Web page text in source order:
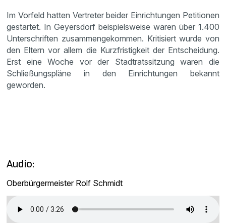
Im Vorfeld hatten Vertreter beider Einrichtungen Petitionen
gestartet. In Geyersdorf beispielsweise waren über 1.400
Unterschriften zusammengekommen. Kritisiert wurde von
den Eltern vor allem die Kurzfristigkeit der Entscheidung.
Erst eine Woche vor der Stadtratssitzung waren die
Schließungspläne in den Einrichtungen bekannt
geworden.
Audio:
Oberbürgermeister Rolf Schmidt